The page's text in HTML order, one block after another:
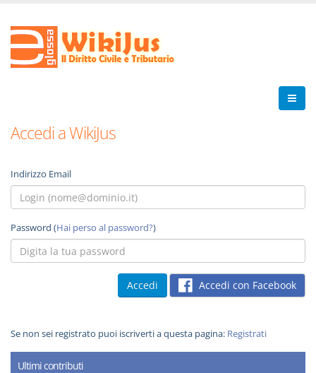
Accedi a WikiJus
Indirizzo Email
Password (Hai perso al password?)
Accedi con Facebook
Se non sei registrato puoi iscriverti a questa pagina: Registrati
Ultimi contributi